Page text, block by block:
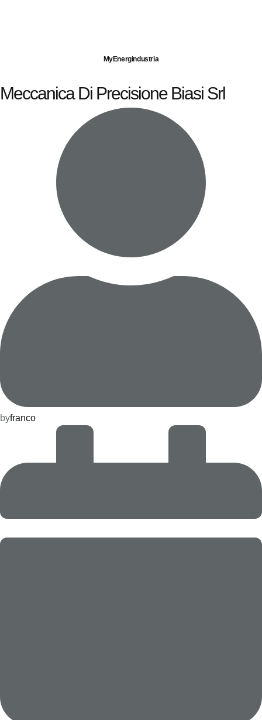
MyEnergindustria
Meccanica Di Precisione Biasi Srl
byfranco